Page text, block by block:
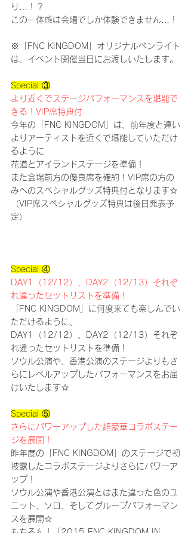
り…！？
この一体感は会場でしか体験できません…！
※「FNC KINGDOM」オリジナルペンライト
は、イベント開催当日にお渡しいたします。
Special ③
より近くでステージパフォーマンスを堪能で
きる！VIP席特典付
今年の「FNC KINGDOM」は、前年度と違い
よりアーティストを近くで堪能していただけ
るように
花道とアイランドステージを準備！
また会場前方の優良席を確約！VIP席の方の
みへのスペシャルグッズ特典付となります☆
（VIP席スペシャルグッズ特典は後日発表予
定）
Special ④
DAY1（12/12）、DAY2（12/13）それぞ
れ違ったセットリストを準備！
「FNC KINGDOM」に何度来ても楽しんでい
ただけるように、
DAY1（12/12）、DAY2（12/13）それぞ
れ違ったセットリストを準備！
ソウル公演や、香港公演のステージよりもさ
らにレベルアップしたパフォーマンスをお届
けいたします☆
Special ⑤
さらにパワーアップした超豪華コラボステー
ジを展開！
昨年度の「FNC KINGDOM」のステージで初
披露したコラボステージよりさらにパワーア
ップ！
ソウル公演や香港公演とはまた違った色のユ
ニット、ソロ、そしてグループパフォーマン
スを展開☆